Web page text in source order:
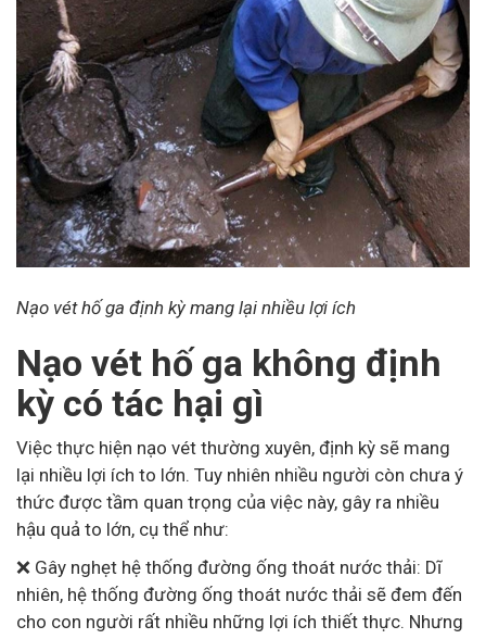
Nạo vét hố ga định kỳ mang lại nhiều lợi ích
Nạo vét hố ga không định
kỳ có tác hại gì
Việc thực hiện nạo vét thường xuyên, định kỳ sẽ mang
lại nhiều lợi ích to lớn. Tuy nhiên nhiều người còn chưa ý
thức được tầm quan trọng của việc này, gây ra nhiều
hậu quả to lớn, cụ thể như:
❌ Gây nghẹt hệ thống đường ống thoát nước thải: Dĩ
nhiên, hệ thống đường ống thoát nước thải sẽ đem đến
cho con người rất nhiều những lợi ích thiết thực. Nhưng